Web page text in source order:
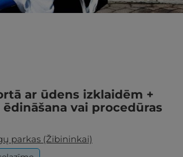
ar ūdens izklaidēm +
ēdināšana vai procedūras
parkas (Žibininkai)